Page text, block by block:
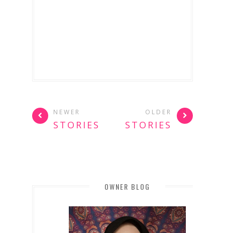
NEWER
STORIES
OLDER
STORIES
OWNER BLOG